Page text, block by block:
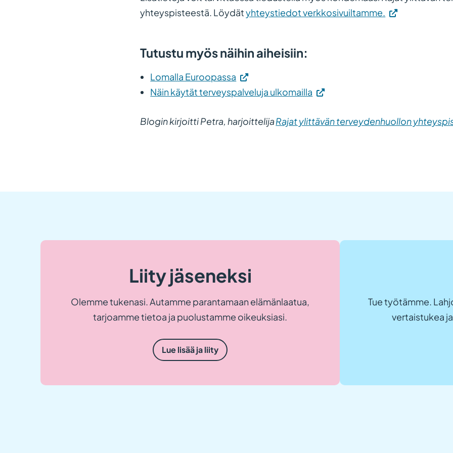
yhteyspisteestä. Löydätyhteystiedot verkkosivuiltamme. (Vieraile
Tutustu myös näihin aiheisiin:
Lomalla Euroopassa (Vieraile
ulkoisella
Linkki
Näin käytät terveyspalveluja ulkomailla (Vieraile
sivustolla.
Blogin kirjoitti Petra, harjoittelijaRajat ylittävän terveydenhuollon
Liity jäseneksi
Olemme tukenasi. Autamme parantamaan elämänlaatua,
tarjoamme tietoa ja puolustamme oikeuksiasi.
Lue lisää ja liity
Tue työtämme.
vertaistukea